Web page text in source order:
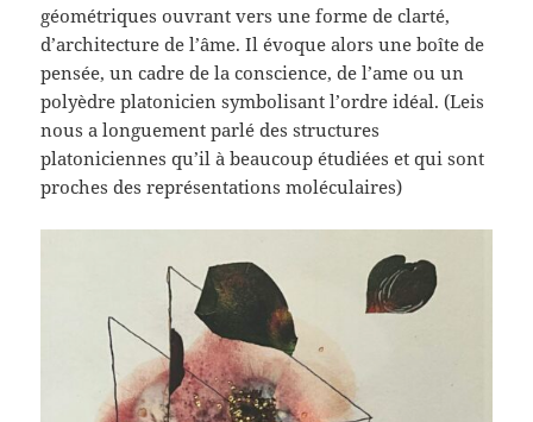
géométriques ouvrant vers une forme de clarté,
d’architecture de l’âme. Il évoque alors une boîte de
pensée, un cadre de la conscience, de l’ame ou un
polyèdre platonicien symbolisant l’ordre idéal. (Leis
nous a longuement parlé des structures
platoniciennes qu’il à beaucoup étudiées et qui sont
proches des représentations moléculaires)